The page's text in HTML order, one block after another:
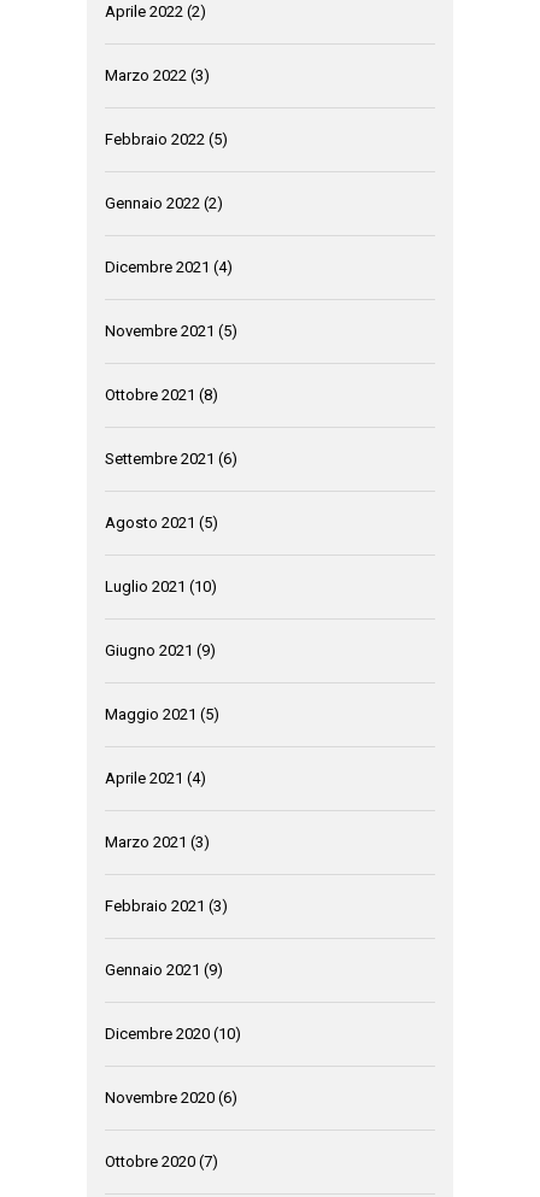
Aprile 2022 (2)
Marzo 2022 (3)
Febbraio 2022 (5)
Gennaio 2022 (2)
Dicembre 2021 (4)
Novembre 2021 (5)
Ottobre 2021 (8)
Settembre 2021 (6)
Agosto 2021 (5)
Luglio 2021 (10)
Giugno 2021 (9)
Maggio 2021 (5)
Aprile 2021 (4)
Marzo 2021 (3)
Febbraio 2021 (3)
Gennaio 2021 (9)
Dicembre 2020 (10)
Novembre 2020 (6)
Ottobre 2020 (7)